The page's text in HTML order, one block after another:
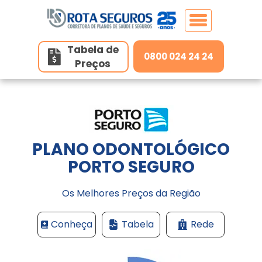
Home
Planos de Saúde
Planos de Saúde Individuais
MedSênior
Hapvida
Seguros
Unidades
Contato
Tabela de
Preços
0800 024 24 24
PLANO ODONTOLÓGICO
PORTO SEGURO
Os Melhores Preços da Região
Conheça Tabela Rede